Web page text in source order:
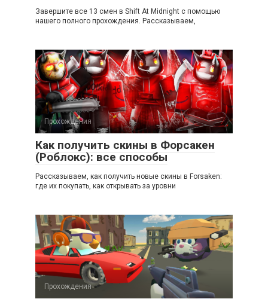
Завершите все 13 смен в Shift At Midnight с помощью
нашего полного прохождения. Рассказываем,
Прохождения
Как получить скины в Форсакен
(Роблокс): все способы
Рассказываем, как получить новые скины в Forsaken:
где их покупать, как открывать за уровни
Прохождения